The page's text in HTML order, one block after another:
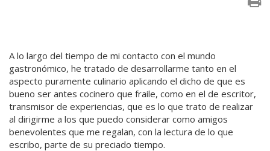
A lo largo del tiempo de mi contacto con el mundo
gastronómico, he tratado de desarrollarme tanto en el
aspecto puramente culinario aplicando el dicho de que es
bueno ser antes cocinero que fraile, como en el de escritor,
transmisor de experiencias, que es lo que trato de realizar
al dirigirme a los que puedo considerar como amigos
benevolentes que me regalan, con la lectura de lo que
escribo, parte de su preciado tiempo.